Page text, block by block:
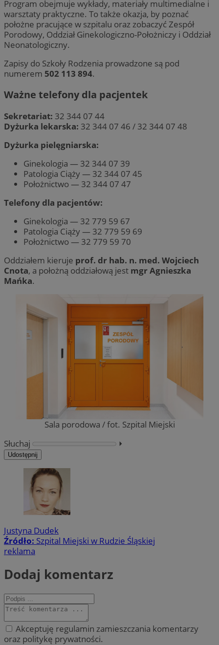
Program obejmuje wykłady, materiały multimedialne i
warsztaty praktyczne. To także okazja, by poznać
położne pracujące w szpitalu oraz zobaczyć Zespół
Porodowy, Oddział Ginekologiczno-Położniczy i Oddział
Neonatologiczny.
Zapisy do Szkoły Rodzenia prowadzone są pod
numerem 502 113 894.
Ważne telefony dla pacjentek
Sekretariat: 32 344 07 44
Dyżurka lekarska: 32 344 07 46 / 32 344 07 48
Dyżurka pielęgniarska:
Ginekologia — 32 344 07 39
Patologia Ciąży — 32 344 07 45
Położnictwo — 32 344 07 47
Telefony dla pacjentów:
Ginekologia — 32 779 59 67
Patologia Ciąży — 32 779 59 69
Położnictwo — 32 779 59 70
Oddziałem kieruje prof. dr hab. n. med. Wojciech
Cnota, a położną oddziałową jest mgr Agnieszka
Mańka.
Sala porodowa / fot. Szpital Miejski
Słuchaj
⏵︎
Udostępnij
Justyna Dudek
Źródło: Szpital Miejski w Rudzie Śląskiej
reklama
Dodaj komentarz
Akceptuję regulamin zamieszczania komentarzy
oraz politykę prywatności.